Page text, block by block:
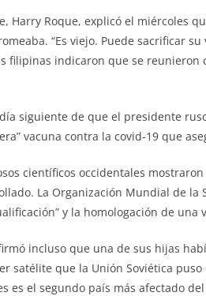
Harry Roque, explicó el miércoles
“Es viejo. Puede sacrificar
filipinas indicaron que se reunieron
siguiente de que el presidente
vacuna contra la covid-19 que
científicos occidentales
La Organización Mundial de la
y la homologación de una
incluso que una de sus hijas
satélite que la Unión Soviética
es el segundo país más afectado